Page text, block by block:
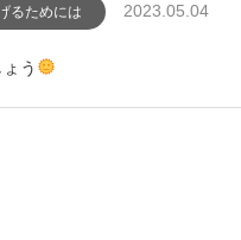
るためには 2023.05.04
う